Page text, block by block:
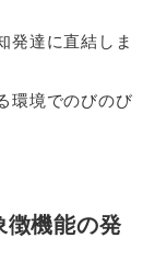
発達に直結しま
環境でのびのび
機能の発